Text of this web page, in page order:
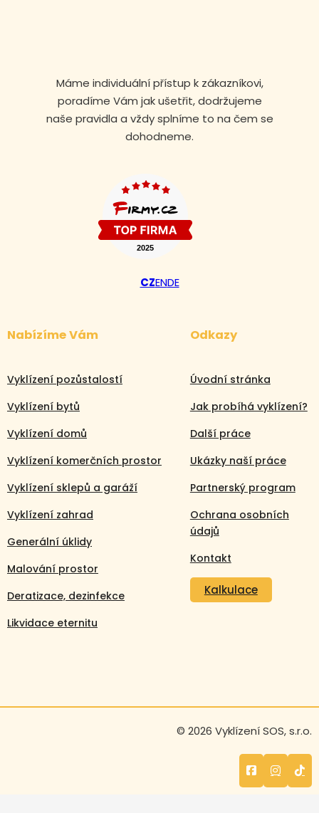
Máme individuální přístup k zákazníkovi,
poradíme Vám jak ušetřit, dodržujeme
naše pravidla a vždy splníme to na čem se
dohodneme.
CZENDE
Nabízíme Vám
Vyklízení pozůstalostí
Vyklízení bytů
Vyklízení domů
Vyklízení komerčních prostor
Vyklízení sklepů a garáží
Vyklízení zahrad
Generální úklidy
Malování prostor
Deratizace, dezinfekce
Likvidace eternitu
Odkazy
Úvodní stránka
Jak probíhá vyklízení?
Další práce
Ukázky naší práce
Partnerský program
Ochrana osobních
údajů
Kontakt
Kalkulace
© 2026 Vyklízení SOS, s.r.o.